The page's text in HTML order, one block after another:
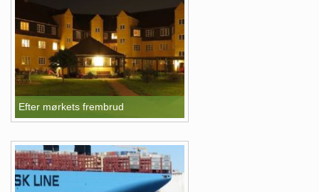
Efter mørkets frembrud